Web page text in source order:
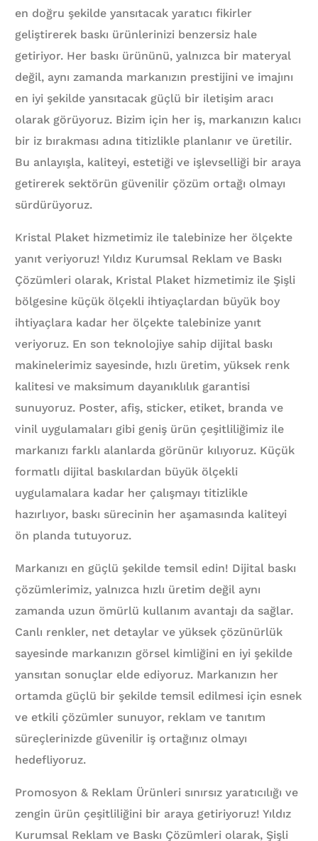
en doğru şekilde yansıtacak yaratıcı fikirler
geliştirerek baskı ürünlerinizi benzersiz hale
getiriyor. Her baskı ürününü, yalnızca bir materyal
değil, aynı zamanda markanızın prestijini ve imajını
en iyi şekilde yansıtacak güçlü bir iletişim aracı
olarak görüyoruz. Bizim için her iş, markanızın kalıcı
bir iz bırakması adına titizlikle planlanır ve üretilir.
Bu anlayışla, kaliteyi, estetiği ve işlevselliği bir araya
getirerek sektörün güvenilir çözüm ortağı olmayı
sürdürüyoruz.
Kristal Plaket hizmetimiz ile talebinize her ölçekte
yanıt veriyoruz! Yıldız Kurumsal Reklam ve Baskı
Çözümleri olarak, Kristal Plaket hizmetimiz ile Şişli
bölgesine küçük ölçekli ihtiyaçlardan büyük boy
ihtiyaçlara kadar her ölçekte talebinize yanıt
veriyoruz. En son teknolojiye sahip dijital baskı
makinelerimiz sayesinde, hızlı üretim, yüksek renk
kalitesi ve maksimum dayanıklılık garantisi
sunuyoruz. Poster, afiş, sticker, etiket, branda ve
vinil uygulamaları gibi geniş ürün çeşitliliğimiz ile
markanızı farklı alanlarda görünür kılıyoruz. Küçük
formatlı dijital baskılardan büyük ölçekli
uygulamalara kadar her çalışmayı titizlikle
hazırlıyor, baskı sürecinin her aşamasında kaliteyi
ön planda tutuyoruz.
Markanızı en güçlü şekilde temsil edin! Dijital baskı
çözümlerimiz, yalnızca hızlı üretim değil aynı
zamanda uzun ömürlü kullanım avantajı da sağlar.
Canlı renkler, net detaylar ve yüksek çözünürlük
sayesinde markanızın görsel kimliğini en iyi şekilde
yansıtan sonuçlar elde ediyoruz. Markanızın her
ortamda güçlü bir şekilde temsil edilmesi için esnek
ve etkili çözümler sunuyor, reklam ve tanıtım
süreçlerinizde güvenilir iş ortağınız olmayı
hedefliyoruz.
Promosyon & Reklam Ürünleri sınırsız yaratıcılığı ve
zengin ürün çeşitliliğini bir araya getiriyoruz! Yıldız
Kurumsal Reklam ve Baskı Çözümleri olarak, Şişli